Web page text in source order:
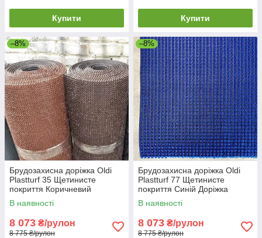
Купити Купити
–8%
Брудозахисна доріжка Oldi
Plastturf 35 Щетинисте
покриття Коричневий
Щетиниста брудозахисна
доріжка в рулоні
В наявності
8 073 ₴/рулон
8 775 ₴/рулон
–8%
Брудозахисна доріжка Oldi
Plastturf 77 Щетинисте
покриття Синій Доріжка
брудозахисна для торгового
залу
В наявності
8 073 ₴/рулон
8 775 ₴/рулон